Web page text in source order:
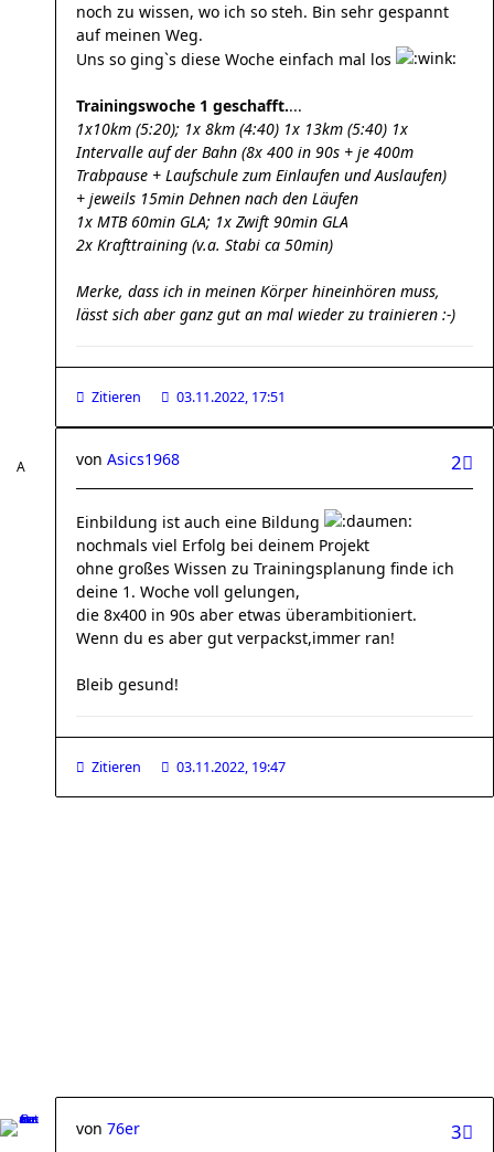
noch zu wissen, wo ich so steh. Bin sehr gespannt
auf meinen Weg.
Uns so ging`s diese Woche einfach mal los
Trainingswoche 1 geschafft....
1x10km (5:20); 1x 8km (4:40) 1x 13km (5:40) 1x
Intervalle auf der Bahn (8x 400 in 90s + je 400m
Trabpause + Laufschule zum Einlaufen und Auslaufen)
+ jeweils 15min Dehnen nach den Läufen
1x MTB 60min GLA; 1x Zwift 90min GLA
2x Krafttraining (v.a. Stabi ca 50min)
Merke, dass ich in meinen Körper hineinhören muss,
lässt sich aber ganz gut an mal wieder zu trainieren :-)
Zitieren 03.11.2022, 17:51
2
von Asics1968
Einbildung ist auch eine Bildung
nochmals viel Erfolg bei deinem Projekt
ohne großes Wissen zu Trainingsplanung finde ich
deine 1. Woche voll gelungen,
die 8x400 in 90s aber etwas überambitioniert.
Wenn du es aber gut verpackst,immer ran!
Bleib gesund!
Zitieren 03.11.2022, 19:47
3
von 76er